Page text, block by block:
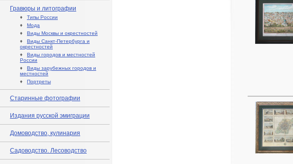
Гравюры и литографии
♦ Типы России
♦ Мода
♦ Виды Москвы и окрестностей
♦ Виды Санкт-Петербурга и
окрестностей
♦ Виды городов и местностей
России
♦ Виды зарубежных городов и
местностей
♦ Портреты
Старинные фотографии
Издания русской эмиграции
Домоводство, кулинария
Садоводство. Лесоводство